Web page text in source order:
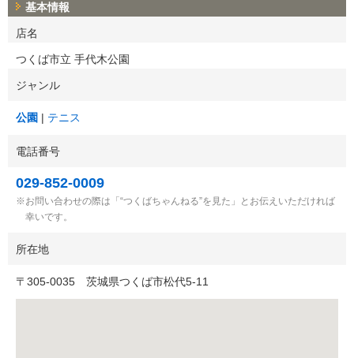
基本情報
店名
つくば市立 手代木公園
ジャンル
公園 テニス
電話番号
029-852-0009
お問い合わせの際は「“つくばちゃんねる”を見た」とお伝えいただければ
幸いです。
所在地
〒 305-0035 茨城県つくば市松代5-11